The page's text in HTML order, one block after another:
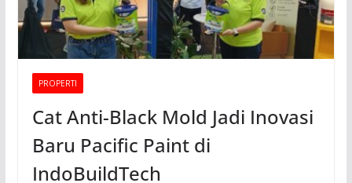
PROPERTI
Cat Anti-Black Mold Jadi Inovasi
Baru Pacific Paint di
IndoBuildTech